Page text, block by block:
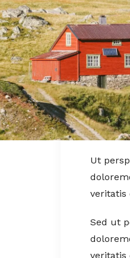
Ut
veritatis
Sed ut
veritatis